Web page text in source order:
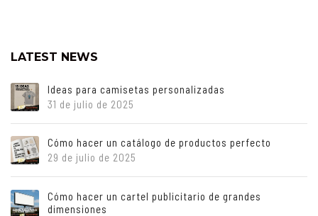
LATEST NEWS
Ideas para camisetas personalizadas
31 de julio de 2025
Cómo hacer un catálogo de productos perfecto
29 de julio de 2025
Cómo hacer un cartel publicitario de grandes
dimensiones